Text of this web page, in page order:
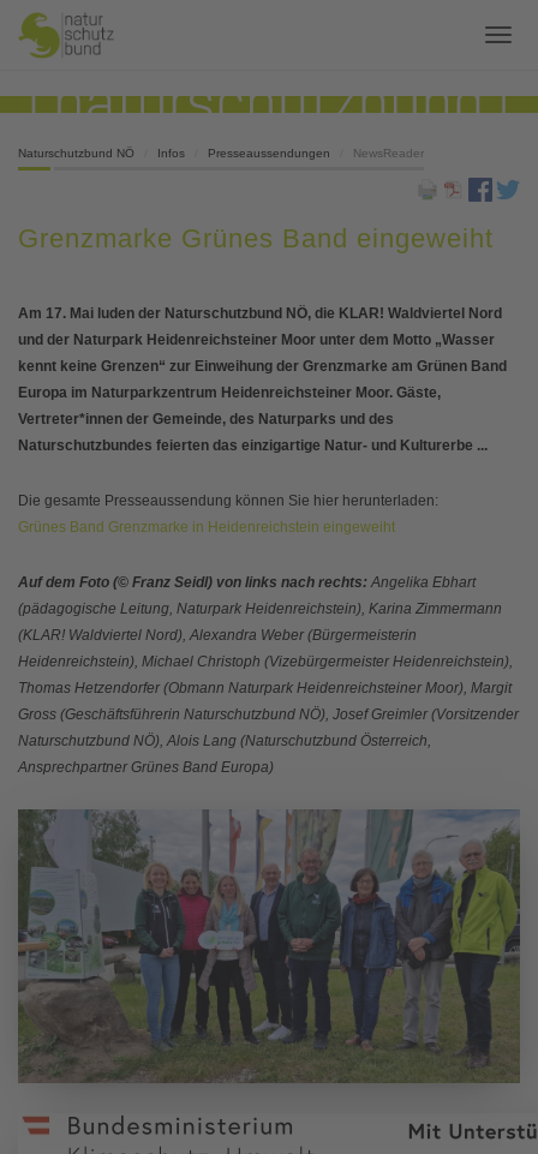
Naturschutzbund NÖ Infos Presseaussendungen NewsReader
Grenzmarke Grünes Band eingeweiht
Am 17. Mai luden der Naturschutzbund NÖ, die KLAR! Waldviertel Nord
und der Naturpark Heidenreichsteiner Moor unter dem Motto „Wasser
kennt keine Grenzen“ zur Einweihung der Grenzmarke am Grünen Band
Europa im Naturparkzentrum Heidenreichsteiner Moor. Gäste,
Vertreter*innen der Gemeinde, des Naturparks und des
Naturschutzbundes feierten das einzigartige Natur- und Kulturerbe ...
Die gesamte Presseaussendung können Sie hier herunterladen:
Grünes Band Grenzmarke in Heidenreichstein eingeweiht
Auf dem Foto (© Franz Seidl) von links nach rechts:Angelika Ebhart
(pädagogische Leitung, Naturpark Heidenreichstein), Karina Zimmermann
(KLAR! Waldviertel Nord), Alexandra Weber (Bürgermeisterin
Heidenreichstein), Michael Christoph (Vizebürgermeister Heidenreichstein),
Thomas Hetzendorfer (Obmann Naturpark Heidenreichsteiner Moor), Margit
Gross (Geschäftsführerin Naturschutzbund NÖ), Josef Greimler (Vorsitzender
Naturschutzbund NÖ), Alois Lang (Naturschutzbund Österreich,
Ansprechpartner Grünes Band Europa)